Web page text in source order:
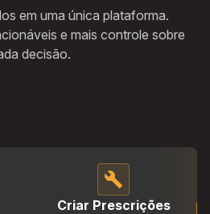
em uma única plataforma.
e mais controle sobre
decisão.
build
Criar Prescrições